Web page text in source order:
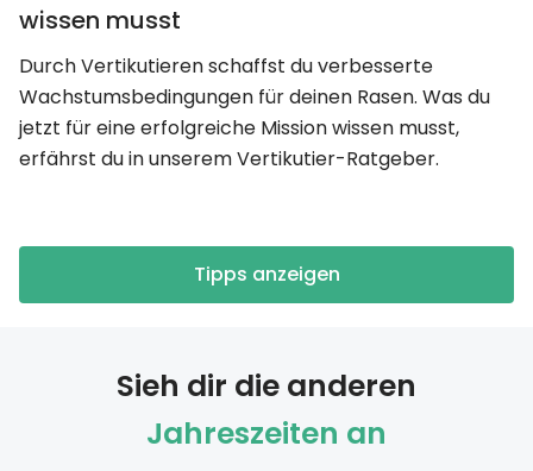
wissen musst
Durch Vertikutieren schaffst du verbesserte
Wachstumsbedingungen für deinen Rasen. Was du
jetzt für eine erfolgreiche Mission wissen musst,
erfährst du in unserem Vertikutier-Ratgeber.
Tipps anzeigen
Sieh dir die anderen
Jahreszeiten an